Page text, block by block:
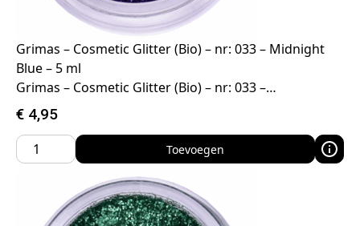
Grimas – Cosmetic Glitter (Bio) – nr: 033 – Midnight
Blue – 5 ml
Grimas – Cosmetic Glitter (Bio) – nr: 033 –…
€ 4,95
Toevoegen